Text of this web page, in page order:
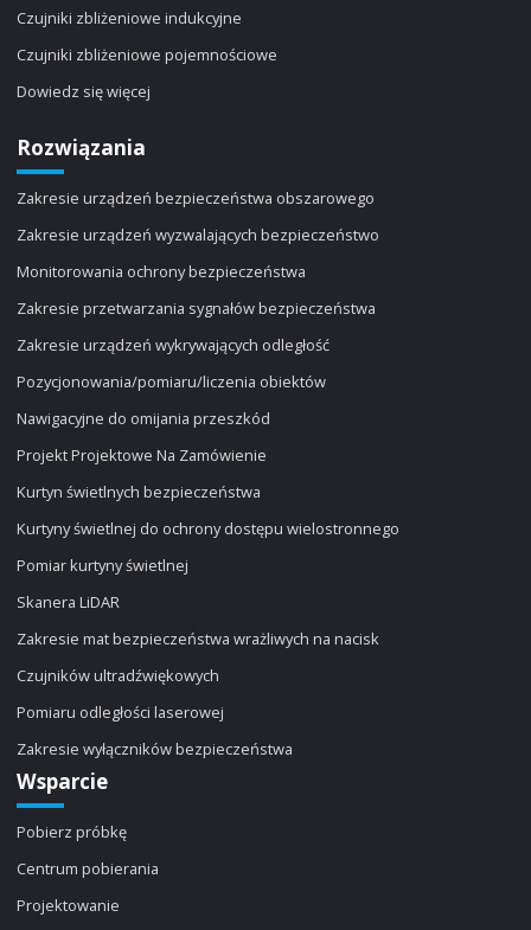
Czujniki zbliżeniowe indukcyjne
Czujniki zbliżeniowe pojemnościowe
Dowiedz się więcej
Rozwiązania
Zakresie urządzeń bezpieczeństwa obszarowego
Zakresie urządzeń wyzwalających bezpieczeństwo
Monitorowania ochrony bezpieczeństwa
Zakresie przetwarzania sygnałów bezpieczeństwa
Zakresie urządzeń wykrywających odległość
Pozycjonowania/pomiaru/liczenia obiektów
Nawigacyjne do omijania przeszkód
Projekt Projektowe Na Zamówienie
Kurtyn świetlnych bezpieczeństwa
Kurtyny świetlnej do ochrony dostępu wielostronnego
Pomiar kurtyny świetlnej
Skanera LiDAR
Zakresie mat bezpieczeństwa wrażliwych na nacisk
Czujników ultradźwiękowych
Pomiaru odległości laserowej
Zakresie wyłączników bezpieczeństwa
Wsparcie
Pobierz próbkę
Centrum pobierania
Projektowanie